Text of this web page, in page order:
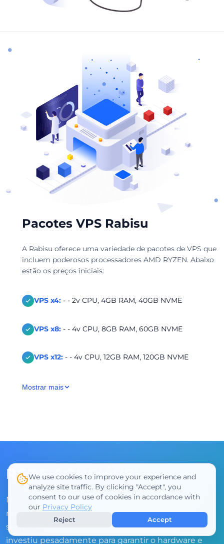
Pacotes VPS Rabisu
A Rabisu oferece uma variedade de pacotes de VPS que
incluem poderosos processadores AMD RYZEN. Abaixo
estão os preços iniciais:
VPS x4: - - 2v CPU, 4GB RAM, 40GB NVME
VPS x8: - - 4v CPU, 8GB RAM, 60GB NVME
VPS x12: - - 4v CPU, 12GB RAM, 120GB NVME
Mostrar mais
REDE CONFIÁVEL
Nós realmente acreditamos que ter um núcleo de
rede estável é um dos pilares para oferecermos um
serviço fantástico aos nossos clientes. A Rabisu
investiu pesadamente para garantir o hardware e
We use cookies to improve your experience and
analyze site traffic. By clicking "Accept", you
consent to our use of cookies in accordance with
our Privacy Policy
Reject Accept